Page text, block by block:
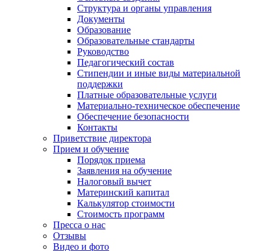
Структура и органы управления
Документы
Образование
Образовательные стандарты
Руководство
Педагогический состав
Стипендии и иные виды материальной
поддержки
Платные образовательные услуги
Материально-техническое обеспечение
Обеспечение безопасности
Контакты
Приветствие директора
Прием и обучение
Порядок приема
Заявления на обучение
Налоговый вычет
Материнский капитал
Калькулятор стоимости
Стоимость программ
Пресса о нас
Отзывы
Видео и фото